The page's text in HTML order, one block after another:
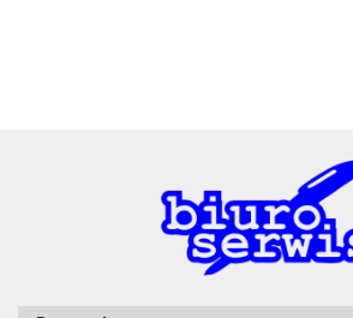
A4 Tech